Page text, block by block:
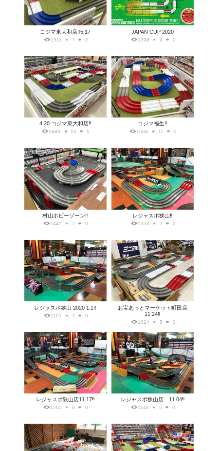
コジマ東大和店‼️5.17
1511 7 2
JAPAN CUP 2020
1398 9 0
4.20 コジマ東大和店‼️
1489 10 0
コジマ福生‼️
1664 11 0
村山ホビーゾーン‼️
1441 7 0
レジャスポ狭山‼️
1353 7 0
レジャスポ狭山 2020 1.1‼️
1161 7 0
お宝あっとマーケット町田店
11.24‼️
1024 5 0
レジャスポ狭山店11.17‼️
1260 8 0
レジャスポ狭山店 11.04‼️
1148 5 0